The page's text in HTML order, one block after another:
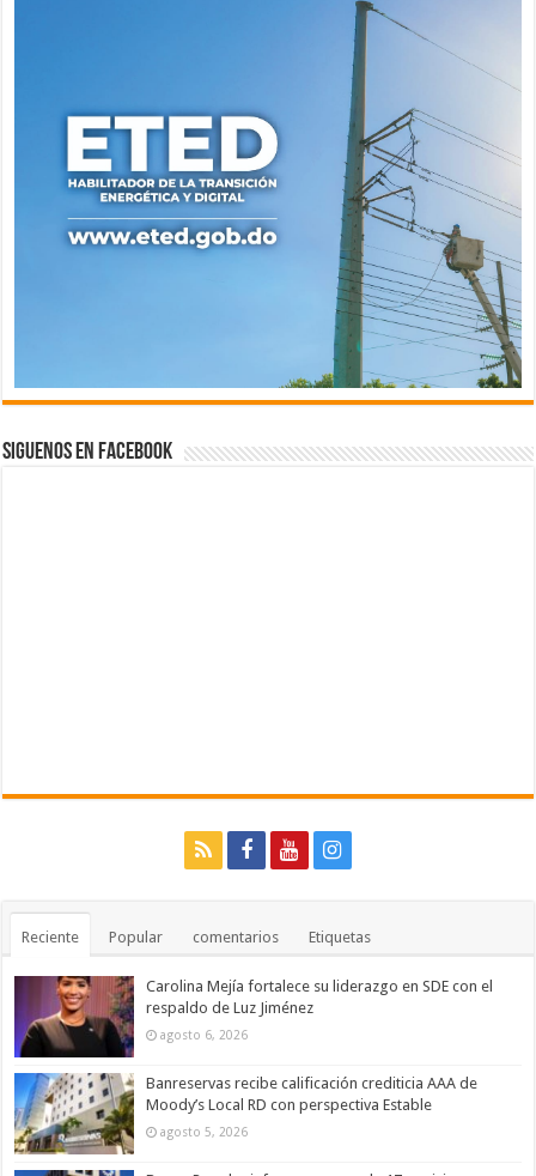
Siguenos en Facebook
Reciente Popular comentarios Etiquetas
Carolina Mejía fortalece su liderazgo en SDE con el
respaldo de Luz Jiménez
agosto 6, 2026
Banreservas recibe calificación crediticia AAA de
Moody’s Local RD con perspectiva Estable
agosto 5, 2026